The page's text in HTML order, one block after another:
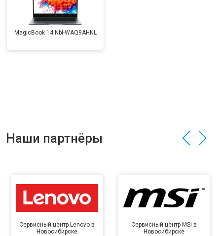
MagicBook 14 Nbl-WAQ9AHNL
Наши партнёры
Сервисный центр Lenovo в
Новосибирске
Сервисный центр MSI в
Новосибирске